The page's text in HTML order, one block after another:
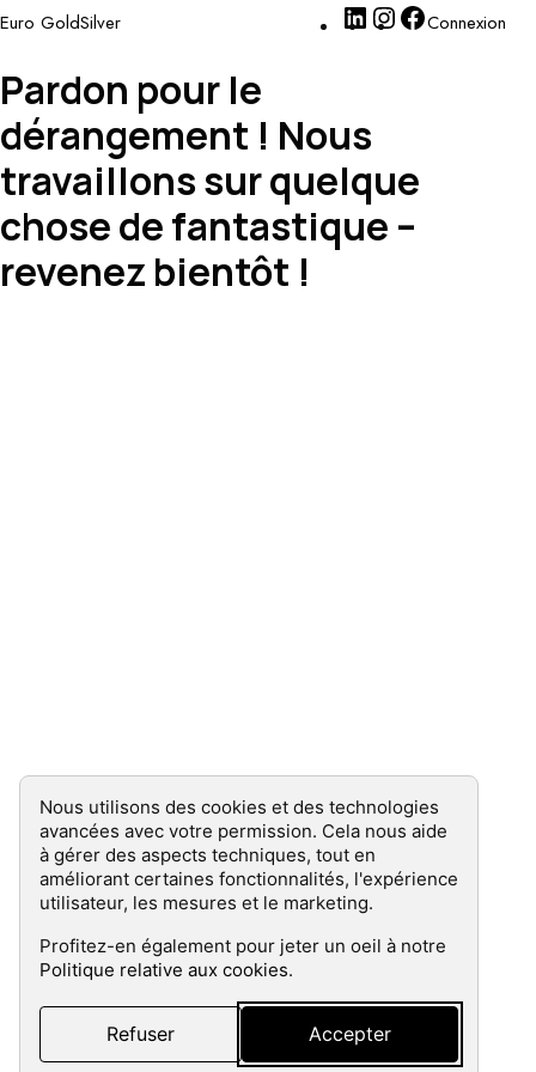
Euro GoldSilver Connexion
Pardon pour le
dérangement ! Nous
travaillons sur quelque
chose de fantastique –
revenez bientôt !
Les cookies sont là !
Nous utilisons des cookies et des technologies
avancées avec votre permission. Cela nous aide
à gérer des aspects techniques, tout en
améliorant certaines fonctionnalités, l'expérience
utilisateur, les mesures et le marketing.
Profitez-en également pour jeter un oeil à notre
Politique relative aux cookies.
Refuser Accepter